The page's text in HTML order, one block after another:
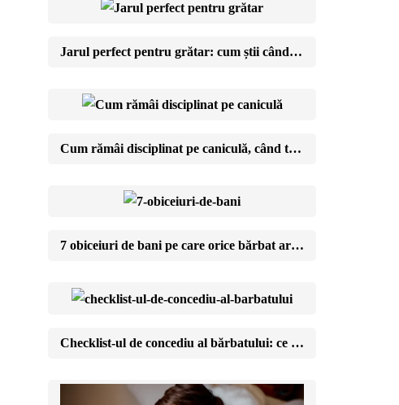
Jarul perfect pentru grătar: cum știi când cărbunii sunt gata (testul cu mâna)
Cum rămâi disciplinat pe caniculă, când toată lumea e în vacanță
7 obiceiuri de bani pe care orice bărbat ar trebui să le aibă până la 40 de ani
Checklist-ul de concediu al bărbatului: ce să nu uiți pentru o vacanță fără stres